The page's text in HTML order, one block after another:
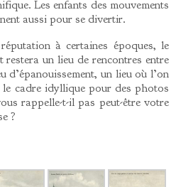
Les enfants des mouvements
aussi pour se divertir.
à certaines époques, le
un lieu de rencontres entre
d’épanouissement, un lieu où l’on
cadre idyllique pour des photos
rappelle-t-il pas peut-être votre
?